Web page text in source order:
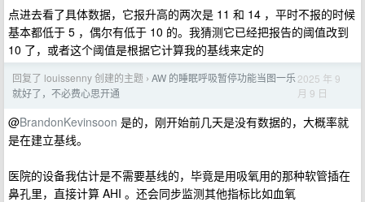
点进去看了具体数据，它报升高的两次是 11 和 14 ，平时不报的时候
基本都低于 5 ，偶尔有低于 10 的。我猜测它已经把报告的阈值改到
10 了，或者这个阈值是根据它计算我的基线来定的
回复了 louissenny 创建的主题 › AW 的睡眠呼吸暂停功能当图一乐
就好了，不必费心思开通
2025 年 9
月 9 日
@BrandonKevinsoon 是的，刚开始前几天是没有数据的，大概率就
是在建立基线。
医院的设备我估计是不需要基线的，毕竟是用吸氧用的那种软管插在
鼻孔里，直接计算 AHI 。还会同步监测其他指标比如血氧